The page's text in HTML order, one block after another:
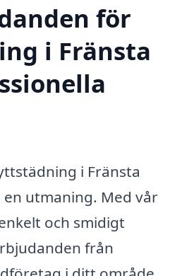
för
i Fränsta
i Fränsta
utmaning. Med vår
och smidigt
från